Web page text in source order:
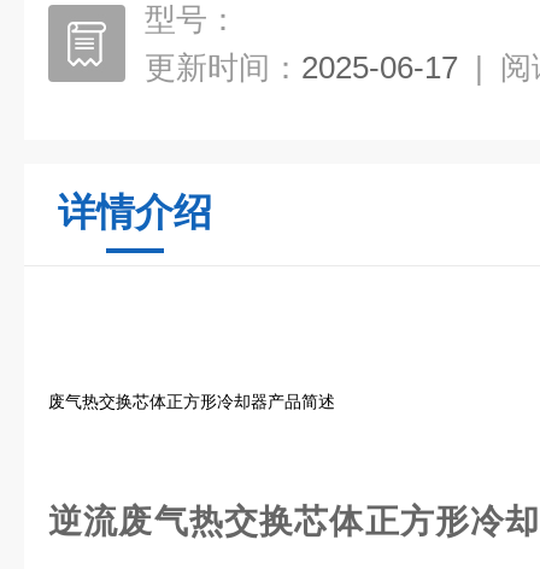
型号：
更新时间： 2025-06-17 | 阅
详情介绍
废气热交换芯体正方形冷却器产品简述
逆流废气热交换芯体正方形冷